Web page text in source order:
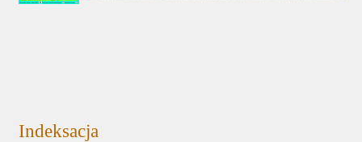
Indeksacja